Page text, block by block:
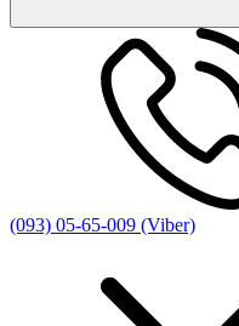
(093) 05-65-009 (Viber)